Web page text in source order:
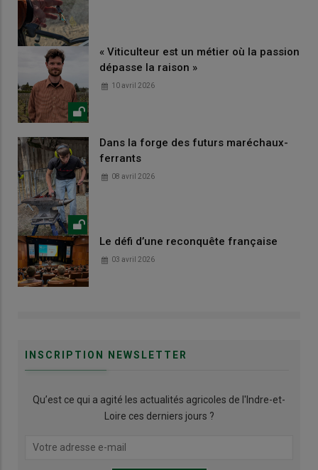
« Viticulteur est un métier où la passion
dépasse la raison »
10 avril 2026
Dans la forge des futurs maréchaux-
ferrants
08 avril 2026
Le défi d’une reconquête française
03 avril 2026
INSCRIPTION NEWSLETTER
Qu’est ce qui a agité les actualités agricoles de l'Indre-et-
Loire ces derniers jours ?